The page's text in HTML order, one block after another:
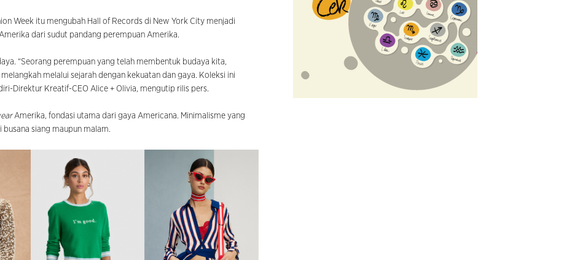
Week itu mengubah Hall of Records di New York City menjadi
dari sudut pandang perempuan Amerika.
“Seorang perempuan yang telah membentuk budaya kita,
melalui sejarah dengan kekuatan dan gaya. Koleksi ini
Direktur Kreatif-CEO Alice + Olivia, mengutip rilis pers.
Amerika, fondasi utama dari gaya Americana. Minimalisme yang
siang maupun malam.